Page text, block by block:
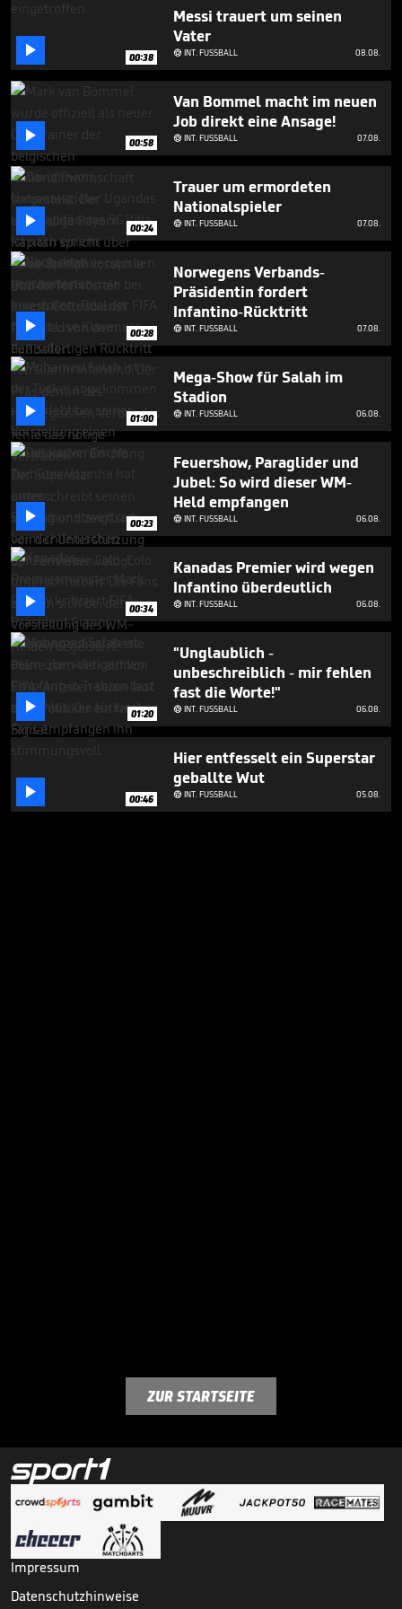
 00:38
Messi trauert um seinen
Vater
INT. FUSSBALL 08.08.
 00:58
Van Bommel macht im neuen
Job direkt eine Ansage!
INT. FUSSBALL 07.08.
 00:24
Trauer um ermordeten
Nationalspieler
INT. FUSSBALL 07.08.
 00:28
Norwegens Verbands-
Präsidentin fordert
Infantino-Rücktritt
INT. FUSSBALL 07.08.
 01:00
Mega-Show für Salah im
Stadion
INT. FUSSBALL 06.08.
 00:23
Feuershow, Paraglider und
Jubel: So wird dieser WM-
Held empfangen
INT. FUSSBALL 06.08.
 00:34
Kanadas Premier wird wegen
Infantino überdeutlich
INT. FUSSBALL 06.08.
 01:20
"Unglaublich -
unbeschreiblich - mir fehlen
fast die Worte!"
INT. FUSSBALL 06.08.
 00:46
Hier entfesselt ein Superstar
geballte Wut
INT. FUSSBALL 05.08.
ZUR STARTSEITE
Impressum
Datenschutzhinweise